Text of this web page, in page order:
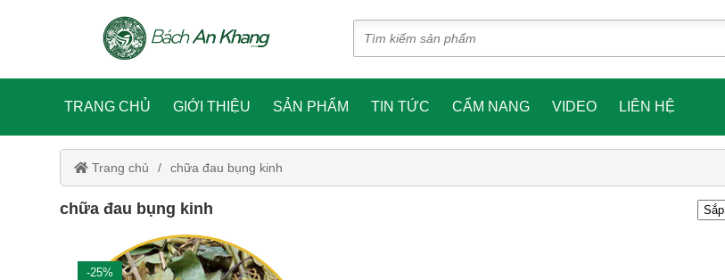
TRANG CHỦ GIỚI THIỆU SẢN PHẨM TIN TỨC CẨM NANG VIDEO LIÊN HỆ
Trang chủ chữa đau bụng kinh
chữa đau bụng kinh
-25%